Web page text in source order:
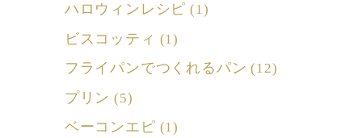
ハロウィンレシピ (1)
ビスコッティ (1)
フライパンでつくれるパン (12)
プリン (5)
ベーコンエピ (1)